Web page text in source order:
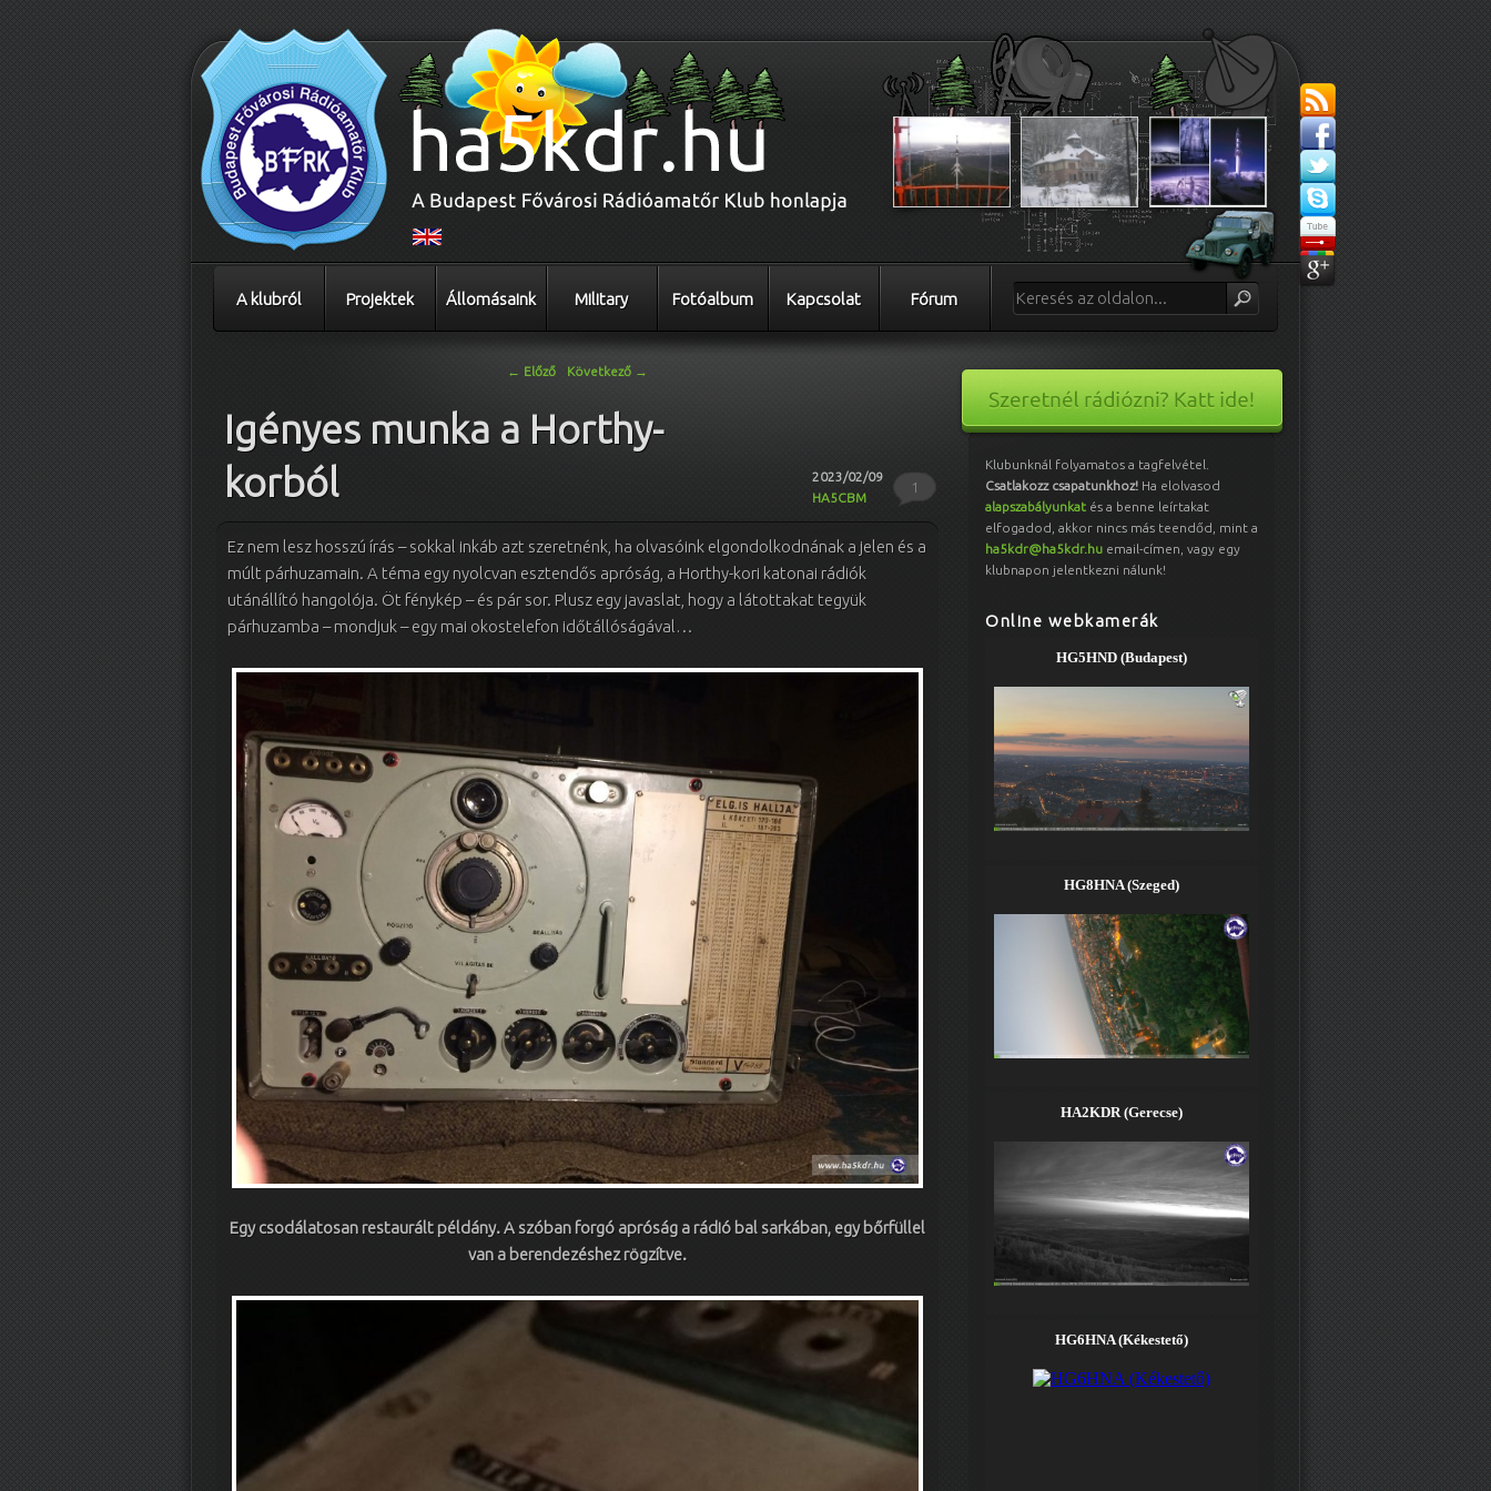
A klubról Projektek Állomásaink Military Fotóalbum Kapcsolat Fórum
← Előző Következő →
Igényes munka a Horthy-
korból
2023/02/09
HA5CBM
1
Ez nem lesz hosszú írás – sokkal inkáb azt szeretnénk, ha olvasóink elgondolkodnának a jelen és a
múlt párhuzamain. A téma egy nyolcvan esztendős apróság, a Horthy-kori katonai rádiók
utánállító hangolója. Öt fénykép – és pár sor. Plusz egy javaslat, hogy a látottakat tegyük
párhuzamba – mondjuk – egy mai okostelefon időtállóságával…
Egy csodálatosan restaurált példány. A szóban forgó apróság a rádió bal sarkában, egy bőrfüllel
van a berendezéshez rögzítve.
Klubunknál folyamatos a tagfelvétel.
Csatlakozz csapatunkhoz! Ha elolvasod
alapszabályunkat és a benne leírtakat
elfogadod, akkor nincs más teendőd, mint a
ha5kdr@ha5kdr.hu email-címen, vagy egy
klubnapon jelentkezni nálunk!
Online webkamerák